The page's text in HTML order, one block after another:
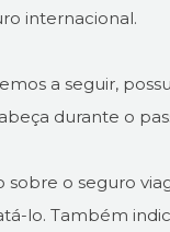
internacional.
a seguir,
durante o
sobre o seguro
lo. Também